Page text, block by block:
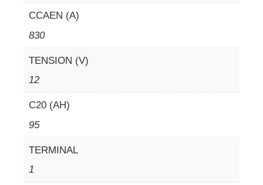
CCAEN (A)
830
TENSION (V)
12
C20 (AH)
95
TERMINAL
1